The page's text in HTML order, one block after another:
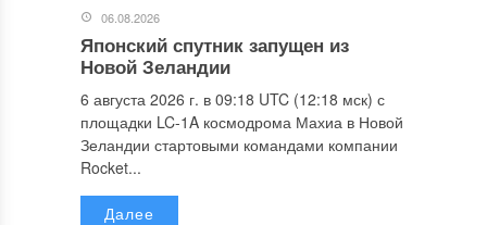
06.08.2026
Японский спутник запущен из
Новой Зеландии
6 августа 2026 г. в 09:18 UTC (12:18 мск) с
площадки LC-1A космодрома Махиа в Новой
Зеландии стартовыми командами компании
Rocket...
Далее